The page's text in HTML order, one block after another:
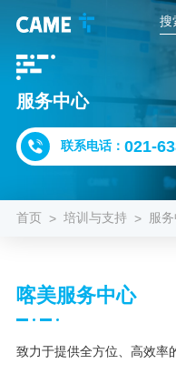
服务中心
联系电话： 021-
首页 > 培训与支持 > 服
喀美服务中心
致力于提供全方位、高效率